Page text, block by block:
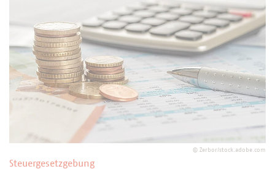
© Zerbor/stock.adobe.com
Steuergesetzgebung